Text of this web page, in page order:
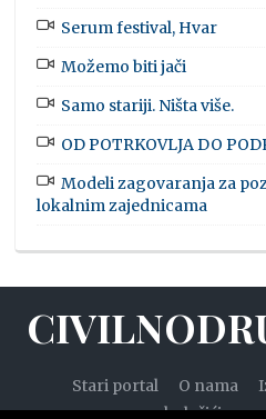
Serum festival, Hvar
Možemo biti jači
Samo stariji. Ništa više.
OD POTRKOVLJA DO
Modeli zagovaranja za
lokalnim zajednicama
Stari portal O nama
kolačićima